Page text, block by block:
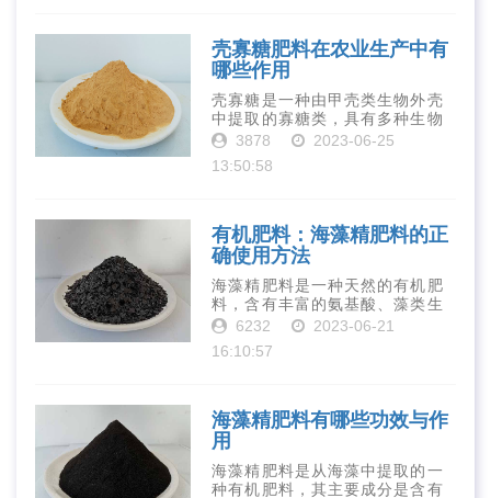
壳寡糖肥料在农业生产中有
哪些作用
壳寡糖是一种由甲壳类生物外壳
中提取的寡糖类，具有多种生物
活性和营养价值。在农业生产
中，壳寡糖也有许多作用，特别
是作为一种新型的有机肥料，壳
3878
2023-06-25
13:50:58
有机肥料：海藻精肥料的正
确使用方法
海藻精肥料是一种天然的有机肥
料，含有丰富的氨基酸、藻类生
长素、维生素、微量元素、蛋白
质等营养物质，可以提高土壤肥
力、促进植物生长、增强植物抗
6232
2023-06-21
16:10:57
海藻精肥料有哪些功效与作
用
海藻精肥料是从海藻中提取的一
种有机肥料，其主要成分是含有